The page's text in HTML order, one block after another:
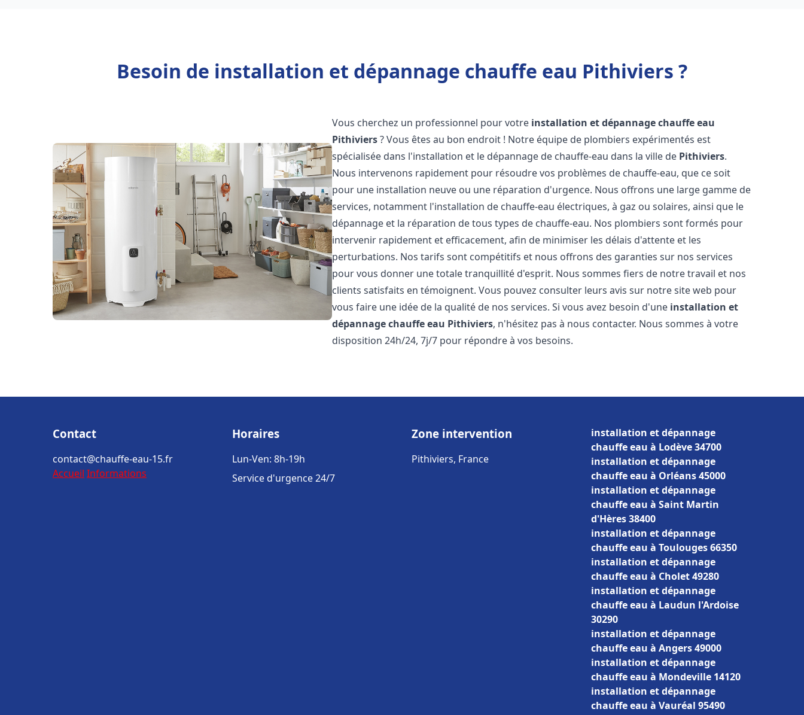
Besoin de installation et dépannage chauffe eau Pithiviers ?
Vous cherchez un professionnel pour votre installation et dépannage chauffe eau
Pithiviers? Vous êtes au bon endroit ! Notre équipe de plombiers expérimentés est
spécialisée dans l'installation et le dépannage de chauffe-eau dans la ville de Pithiviers.
Nous intervenons rapidement pour résoudre vos problèmes de chauffe-eau, que ce soit
pour une installation neuve ou une réparation d'urgence. Nous offrons une large gamme de
services, notamment l'installation de chauffe-eau électriques, à gaz ou solaires, ainsi que le
dépannage et la réparation de tous types de chauffe-eau. Nos plombiers sont formés pour
intervenir rapidement et efficacement, afin de minimiser les délais d'attente et les
perturbations. Nos tarifs sont compétitifs et nous offrons des garanties sur nos services
pour vous donner une totale tranquillité d'esprit. Nous sommes fiers de notre travail et nos
clients satisfaits en témoignent. Vous pouvez consulter leurs avis sur notre site web pour
vous faire une idée de la qualité de nos services. Si vous avez besoin d'une installation et
dépannage chauffe eau Pithiviers, n'hésitez pas à nous contacter. Nous sommes à votre
disposition 24h/24, 7j/7 pour répondre à vos besoins.
Contact
contact@chauffe-eau-15.fr
Accueil Informations
Horaires
Lun-Ven: 8h-19h
Service d'urgence 24/7
Zone intervention
Pithiviers, France
installation et dépannage
chauffe eau à Lodève 34700
installation et dépannage
chauffe eau à Orléans 45000
installation et dépannage
chauffe eau à Saint Martin
d'Hères 38400
installation et dépannage
chauffe eau à Toulouges 66350
installation et dépannage
chauffe eau à Cholet 49280
installation et dépannage
chauffe eau à Laudun l'Ardoise
30290
installation et dépannage
chauffe eau à Angers 49000
installation et dépannage
chauffe eau à Mondeville 14120
installation et dépannage
chauffe eau à Vauréal 95490